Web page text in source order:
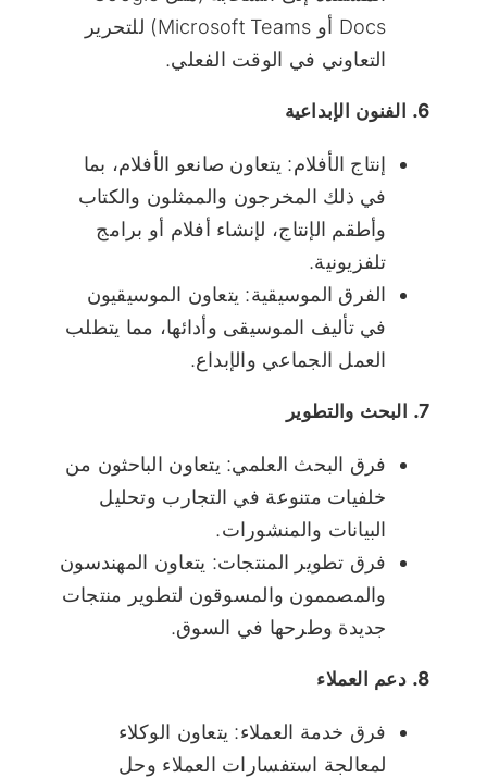
Docs أو Microsoft Teams) للتحرير
التعاوني في الوقت الفعلي.
6. الفنون الإبداعية
إنتاج الأفلام: يتعاون صانعو الأفلام، بما
في ذلك المخرجون والممثلون والكتاب
وأطقم الإنتاج، لإنشاء أفلام أو برامج
تلفزيونية.
الفرق الموسيقية: يتعاون الموسيقيون
في تأليف الموسيقى وأدائها، مما يتطلب
العمل الجماعي والإبداع.
7. البحث والتطوير
فرق البحث العلمي: يتعاون الباحثون من
خلفيات متنوعة في التجارب وتحليل
البيانات والمنشورات.
فرق تطوير المنتجات: يتعاون المهندسون
والمصممون والمسوقون لتطوير منتجات
جديدة وطرحها في السوق.
8. دعم العملاء
فرق خدمة العملاء: يتعاون الوكلاء
لمعالجة استفسارات العملاء وحل